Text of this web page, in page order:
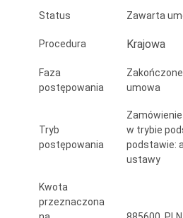
Status Zawarta
Procedura Krajowa
Faza
postępowania
umowa
Tryb
postępowania
w trybie
podstawie:
ustawy
Kwota
przeznaczona